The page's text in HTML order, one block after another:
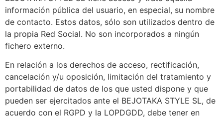
información pública del usuario, en especial, su nombre
de contacto. Estos datos, sólo son utilizados dentro de
la propia Red Social. No son incorporados a ningún
fichero externo.
En relación a los derechos de acceso, rectificación,
cancelación y/u oposición, limitación del tratamiento y
portabilidad de datos de los que usted dispone y que
pueden ser ejercitados ante el BEJOTAKA STYLE SL, de
acuerdo con el RGPD y la LOPDGDD, debe tener en